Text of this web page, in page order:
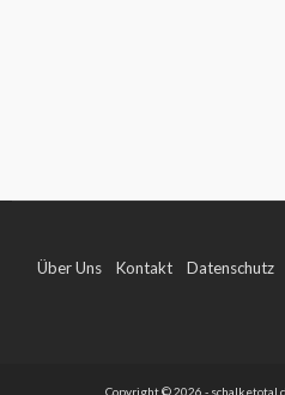
Über Uns Kontakt Datenschutz
Copyright © 2026 -